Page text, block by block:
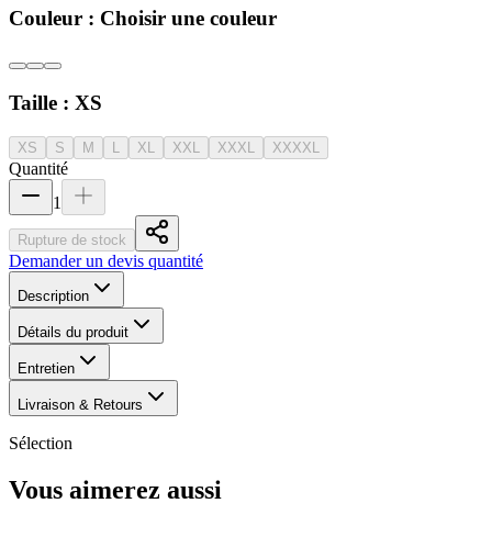
Couleur : Choisir une couleur
Taille : XS
XS S M L XL XXL XXXL XXXXL
Quantité
1
Rupture de stock
Demander un devis quantité
Description
Détails du produit
Entretien
Livraison & Retours
Sélection
Vous aimerez aussi